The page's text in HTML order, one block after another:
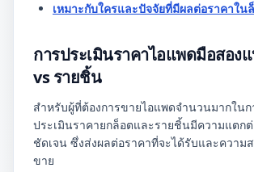
เหมาะกับใครและปัจจัยที่มีผลต่อราคาใน
การประเมินราคาไอแพดมือสอง
vs รายชิ้น
สำหรับผู้ที่ต้องการขายไอแพดจำนวนมากใน
ประเมินราคายกล็อตและรายชิ้นมีความแตกต่
ชัดเจน ซึ่งส่งผลต่อราคาที่จะได้รับและความ
ขาย